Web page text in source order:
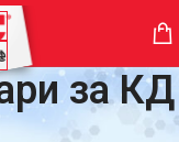
за КД